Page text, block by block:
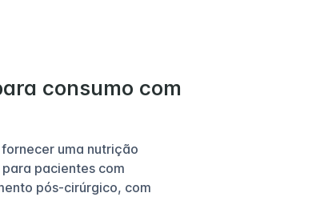
consumo com
uma nutrição
pacientes com
pós-cirúrgico, com